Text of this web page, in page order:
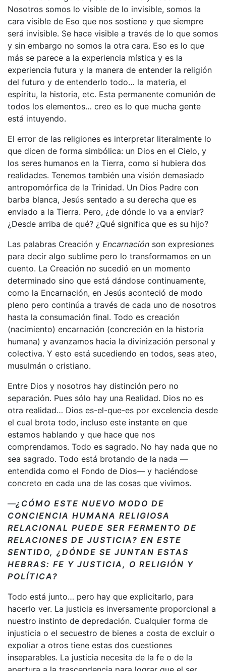
Nosotros somos lo visible de lo invisible, somos la
cara visible de Eso que nos sostiene y que siempre
será invisible. Se hace visible a través de lo que somos
y sin embargo no somos la otra cara. Eso es lo que
más se parece a la experiencia mística y es la
experiencia futura y la manera de entender la religión
del futuro y de entenderlo todo… la materia, el
espíritu, la historia, etc. Esta permanente comunión de
todos los elementos… creo es lo que mucha gente
está intuyendo.
El error de las religiones es interpretar literalmente lo
que dicen de forma simbólica: un Dios en el Cielo, y
los seres humanos en la Tierra, como si hubiera dos
realidades. Tenemos también una visión demasiado
antropomórfica de la Trinidad. Un Dios Padre con
barba blanca, Jesús sentado a su derecha que es
enviado a la Tierra. Pero, ¿de dónde lo va a enviar?
¿Desde arriba de qué? ¿Qué significa que es su hijo?
Las palabras Creación y Encarnación son expresiones
para decir algo sublime pero lo transformamos en un
cuento. La Creación no sucedió en un momento
determinado sino que está dándose continuamente,
como la Encarnación, en Jesús aconteció de modo
pleno pero continúa a través de cada uno de nosotros
hasta la consumación final. Todo es creación
(nacimiento) encarnación (concreción en la historia
humana) y avanzamos hacia la divinización personal y
colectiva. Y esto está sucediendo en todos, seas ateo,
musulmán o cristiano.
Entre Dios y nosotros hay distinción pero no
separación. Pues sólo hay una Realidad. Dios no es
otra realidad… Dios es-el-que-es por excelencia desde
el cual brota todo, incluso este instante en que
estamos hablando y que hace que nos
comprendamos. Todo es sagrado. No hay nada que no
sea sagrado. Todo está brotando de la nada —
entendida como el Fondo de Dios— y haciéndose
concreto en cada una de las cosas que vivimos.
—¿CÓMO ESTE NUEVO MODO DE
CONCIENCIA HUMANA RELIGIOSA
RELACIONAL PUEDE SER FERMENTO DE
RELACIONES DE JUSTICIA? EN ESTE
SENTIDO, ¿DÓNDE SE JUNTAN ESTAS
HEBRAS: FE Y JUSTICIA, O RELIGIÓN Y
POLÍTICA?
Todo está junto… pero hay que explicitarlo, para
hacerlo ver. La justicia es inversamente proporcional a
nuestro instinto de depredación. Cualquier forma de
injusticia o el secuestro de bienes a costa de excluir o
expoliar a otros tiene estas dos cuestiones
inseparables. La justicia necesita de la fe o de la